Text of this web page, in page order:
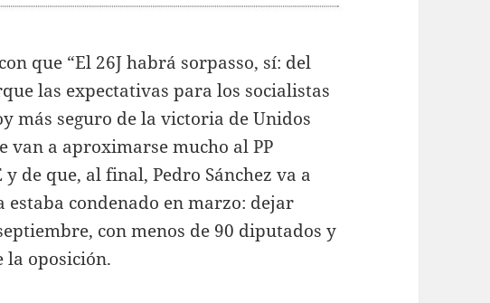
que “El 26J habrá sorpasso, sí: del
las expectativas para los socialistas
más seguro de la victoria de Unidos
van a aproximarse mucho al PP
de que, al final, Pedro Sánchez va a
estaba condenado en marzo: dejar
con menos de 90 diputados y
la oposición.